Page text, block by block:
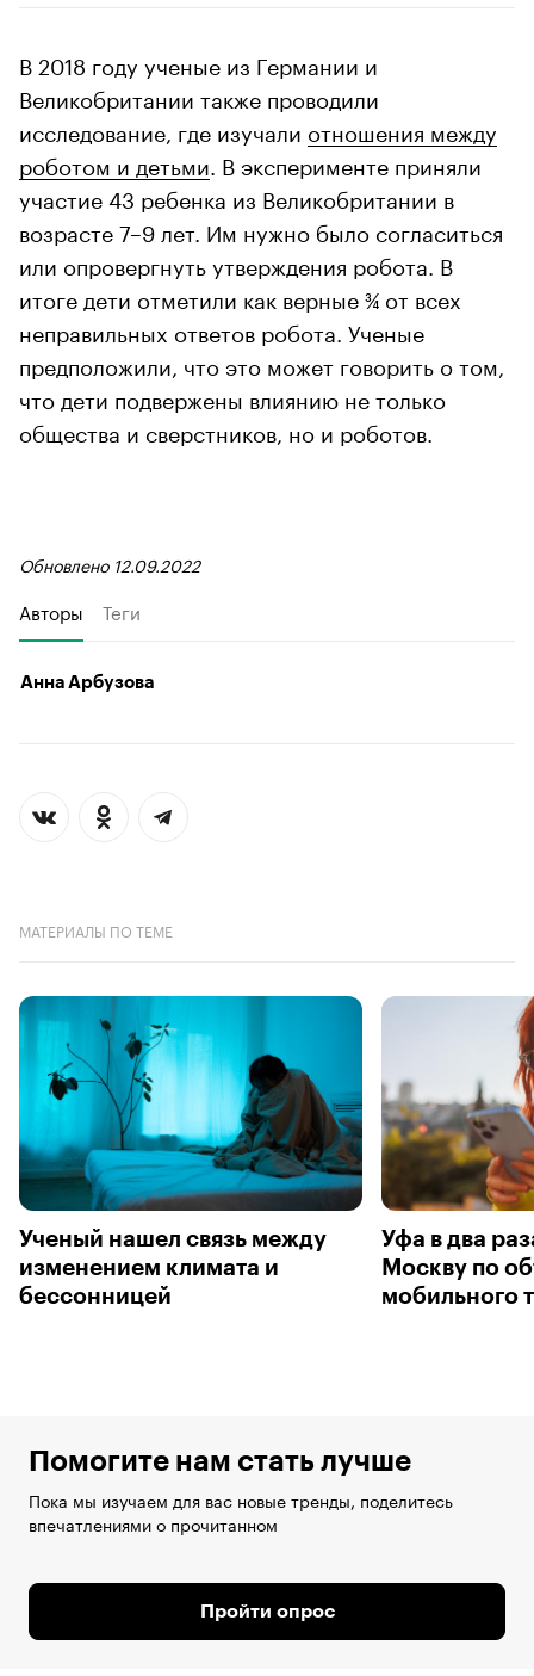
В 2018 году ученые из Германии и
Великобритании также проводили
исследование, где изучали отношения между
роботом и детьми . В эксперименте приняли
участие 43 ребенка из Великобритании в
возрасте 7–9 лет. Им нужно было согласиться
или опровергнуть утверждения робота. В
итоге дети отметили как верные ¾ от всех
неправильных ответов робота. Ученые
предположили, что это может говорить о том,
что дети подвержены влиянию не только
общества и сверстников, но и роботов.
Обновлено 12.09.2022
Авторы Теги
Анна Арбузова
МАТЕРИАЛЫ ПО ТЕМЕ
Ученый нашел связь между
изменением климата и
бессонницей
Уфа в два
Москву по
мобильного
Помогите нам стать лучше
Пока мы изучаем для вас новые тренды, поделитесь
впечатлениями о прочитанном
Пройти опрос